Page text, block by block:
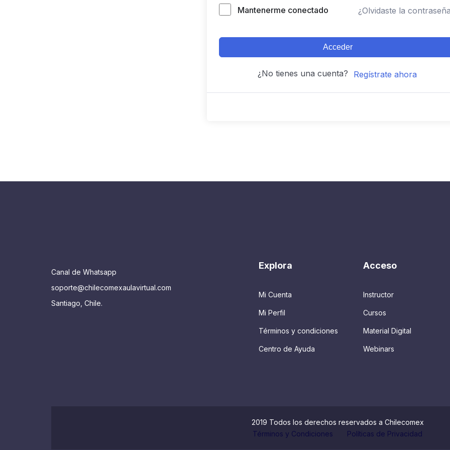
Mantenerme conectado ¿Olvidaste la
Acceder
¿No tienes una cuenta? Regístrate ahora
Canal de Whatsapp
soporte@chilecomexaulavirtual.com
Santiago, Chile.
Explora
Mi Cuenta
Mi Perfil
Términos y condiciones
Centro de Ayuda
Acceso
Instructor
Cursos
Material Digital
Webinars
2019 Todos los derechos reservados a Chilecomex
Términos y Condiciones
Políticas de Privacidad